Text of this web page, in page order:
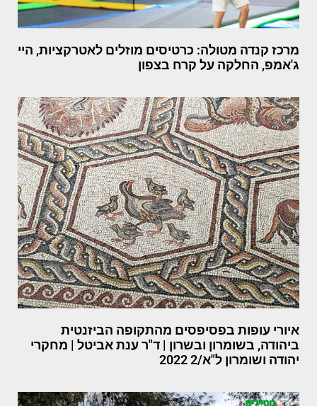
מרכז קנדה מטולה: כרטיסים מוזלים לאטרקציות, היי
ג'אמפ, החלקה על קרח בצפון
איורי עופות בפסיפסים מהתקופה הביזנטית
ביהודה, בשומרון ובשרון | ד"ר ענת אביטל | מחקרי
יהודה ושומרון ל"א/2 2022